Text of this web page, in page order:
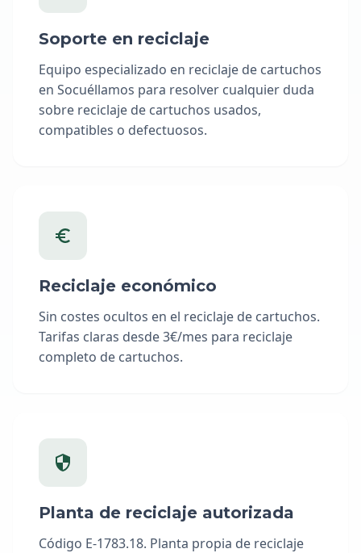
Soporte en reciclaje
Equipo especializado en reciclaje de cartuchos
en Socuéllamos para resolver cualquier duda
sobre reciclaje de cartuchos usados,
compatibles o defectuosos.
Reciclaje económico
Sin costes ocultos en el reciclaje de cartuchos.
Tarifas claras desde 3€/mes para reciclaje
completo de cartuchos.
Planta de reciclaje autorizada
Código E-1783.18. Planta propia de reciclaje